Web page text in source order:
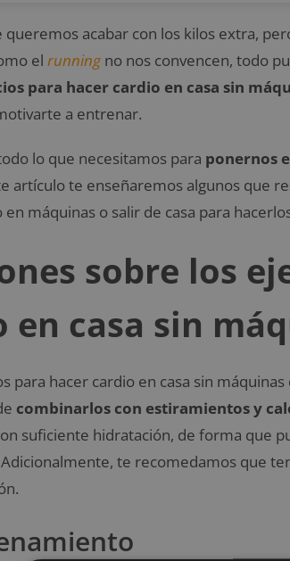
acabar con los kilos extra,
el running no nos convencen, todo
para hacer cardio en casa sin
a entrenar.
lo que necesitamos para ponernos
artículo te enseñaremos algunos que
máquinas o salir de casa para
sobre los
en casa sin
para hacer cardio en casa sin
combinarlos con estiramientos y
suficiente hidratación, de forma que
te recomedamos que